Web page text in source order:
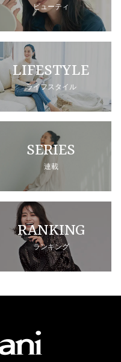
ビューティ
LIFESTYLE
ライフスタイル
SERIES
連載
RANKING
ランキング